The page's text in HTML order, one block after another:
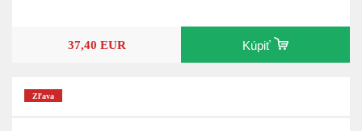
37,40 EUR Kúpiť
Zľava